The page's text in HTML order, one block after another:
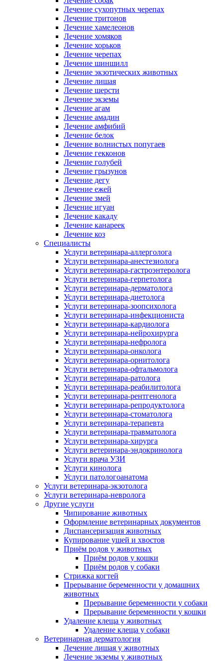
Лечение сухопутных черепах
Лечение тритонов
Лечение хамелеонов
Лечение хомяков
Лечение хорьков
Лечение черепах
Лечение шиншилл
Лечение экзотических животных
Лечение лишая
Лечение шерсти
Лечение экземы
Лечение агам
Лечение амадин
Лечение амфибий
Лечение белок
Лечение волнистых попугаев
Лечение гекконов
Лечение голубей
Лечение грызунов
Лечение дегу
Лечение ежей
Лечение змей
Лечение игуан
Лечение какаду
Лечение канареек
Лечение коз
Специалисты
Услуги ветеринара-аллерголога
Услуги ветеринара-анестезиолога
Услуги ветеринара-гастроэнтеролога
Услуги ветеринара-герпетолога
Услуги ветеринара-дерматолога
Услуги ветеринара-диетолога
Услуги ветеринара-зоопсихолога
Услуги ветеринара-инфекциониста
Услуги ветеринара-кардиолога
Услуги ветеринара-нейрохирурга
Услуги ветеринара-нефролога
Услуги ветеринара-онколога
Услуги ветеринара-орнитолога
Услуги ветеринара-офтальмолога
Услуги ветеринара-ратолога
Услуги ветеринара-реабилитолога
Услуги ветеринара-рентгенолога
Услуги ветеринара-репродуктолога
Услуги ветеринара-стоматолога
Услуги ветеринара-терапевта
Услуги ветеринара-травматолога
Услуги ветеринара-хирурга
Услуги ветеринара-эндокринолога
Услуги врача УЗИ
Услуги кинолога
Услуги патологоанатома
Услуги ветеринара-экзотолога
Услуги ветеринара-невролога
Другие услуги
Чипирование животных
Оформление ветеринарных документов
Диспансеризация животных
Купирование ушей и хвостов
Приём родов у животных
Приём родов у кошки
Приём родов у собаки
Стрижка когтей
Прерывание беременности у домашних
животных
Прерывание беременности у собаки
Прерывание беременности у кошки
Удаление клеща у животных
Удаление клеща у собаки
Ветеринарная дерматология
Лечение лишая у животных
Лечение экземы у животных